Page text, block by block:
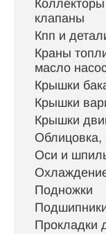
клапаны
Кпп и
Краны
масло
Крышки
Крышки
Крышки
Облицовка,
Оси и
Подножки
Прокладки